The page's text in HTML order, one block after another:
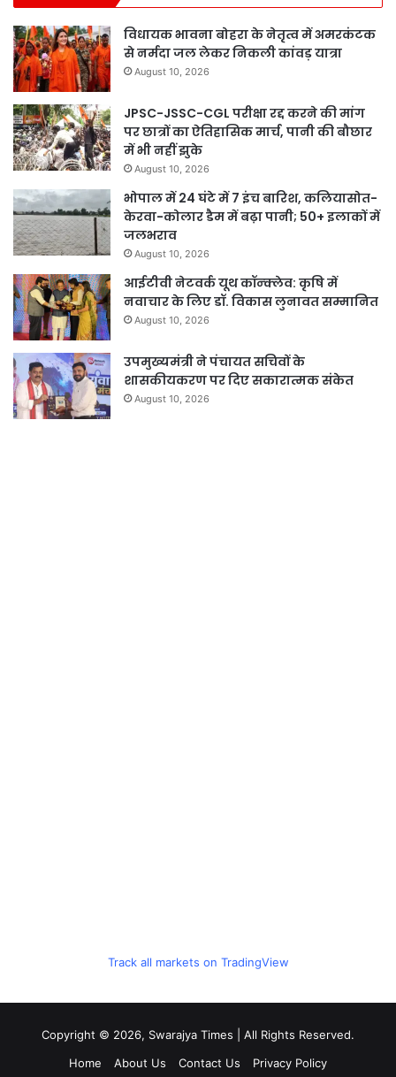
विधायक भावना बोहरा के नेतृत्व में अमरकंटक
से नर्मदा जल लेकर निकली कांवड़ यात्रा
August 10, 2026
JPSC-JSSC-CGL परीक्षा रद्द करने की मांग
पर छात्रों का ऐतिहासिक मार्च, पानी की बौछार
में भी नहीं झुके
August 10, 2026
भोपाल में 24 घंटे में 7 इंच बारिश, कलियासोत-
केरवा-कोलार डैम में बढ़ा पानी; 50+ इलाकों में
जलभराव
August 10, 2026
आईटीवी नेटवर्क यूथ कॉन्क्लेव: कृषि में
नवाचार के लिए डॉ. विकास लुनावत सम्मानित
August 10, 2026
उपमुख्यमंत्री ने पंचायत सचिवों के
शासकीयकरण पर दिए सकारात्मक संकेत
August 10, 2026
Track all markets on TradingView
Copyright © 2026, Swarajya Times | All Rights Reserved.
Home
About Us Contact Us Privacy Policy